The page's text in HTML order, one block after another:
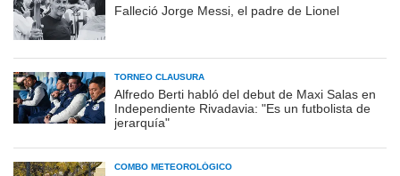
Falleció Jorge Messi, el padre de Lionel
TORNEO CLAUSURA
Alfredo Berti habló del debut de Maxi Salas en
Independiente Rivadavia: "Es un futbolista de
jerarquía"
COMBO METEOROLÓGICO